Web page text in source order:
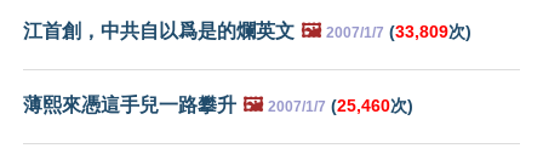
江首創，中共自以爲是的爛英文 🖼️ 2007/1/7 (33,809次)
薄熙來憑這手兒一路攀升 🖼️ 2007/1/7 (25,460次)